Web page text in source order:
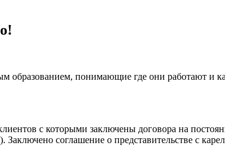
образованием, понимающие где они работают и
с которыми заключены договора на
соглашение о представительстве с